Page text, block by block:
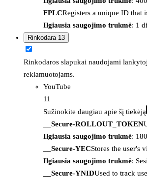
FPLCRegisters a unique ID that
Ilgiausia saugojimo trukmė: 1
Rinkodara 13
Rinkodaros slapukai naudojami
reklamuotojams.
YouTube
11
Sužinokite daugiau apie šį tiekėją
__Secure-ROLLOUT_TOKEN
Ilgiausia saugojimo trukmė:
__Secure-YECStores the user's
Ilgiausia saugojimo trukmė:
__Secure-YNIDUsed to track